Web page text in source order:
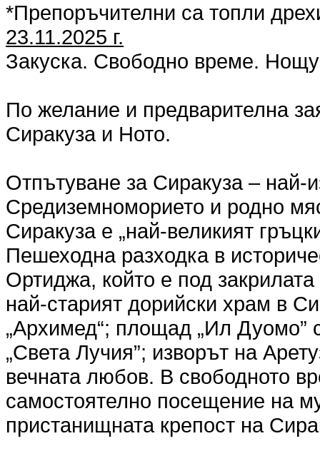
*Препоръчителни са топли
23.11.2025 г.
Закуска. Свободно време.
По желание и предварителна
Сиракуза и Ното.
Отпътуване за Сиракуза – най-
Средиземноморието и родно
Сиракуза е „най-великият
Пешеходна разходка в
Ортиджа, който е под
най-старият дорийски храм в
„Архимед“; площад „Ил Дуомо”
„Света Лучия”; изворът на
вечната любов. В свободното
самостоятелно посещение на
пристанищната крепост на